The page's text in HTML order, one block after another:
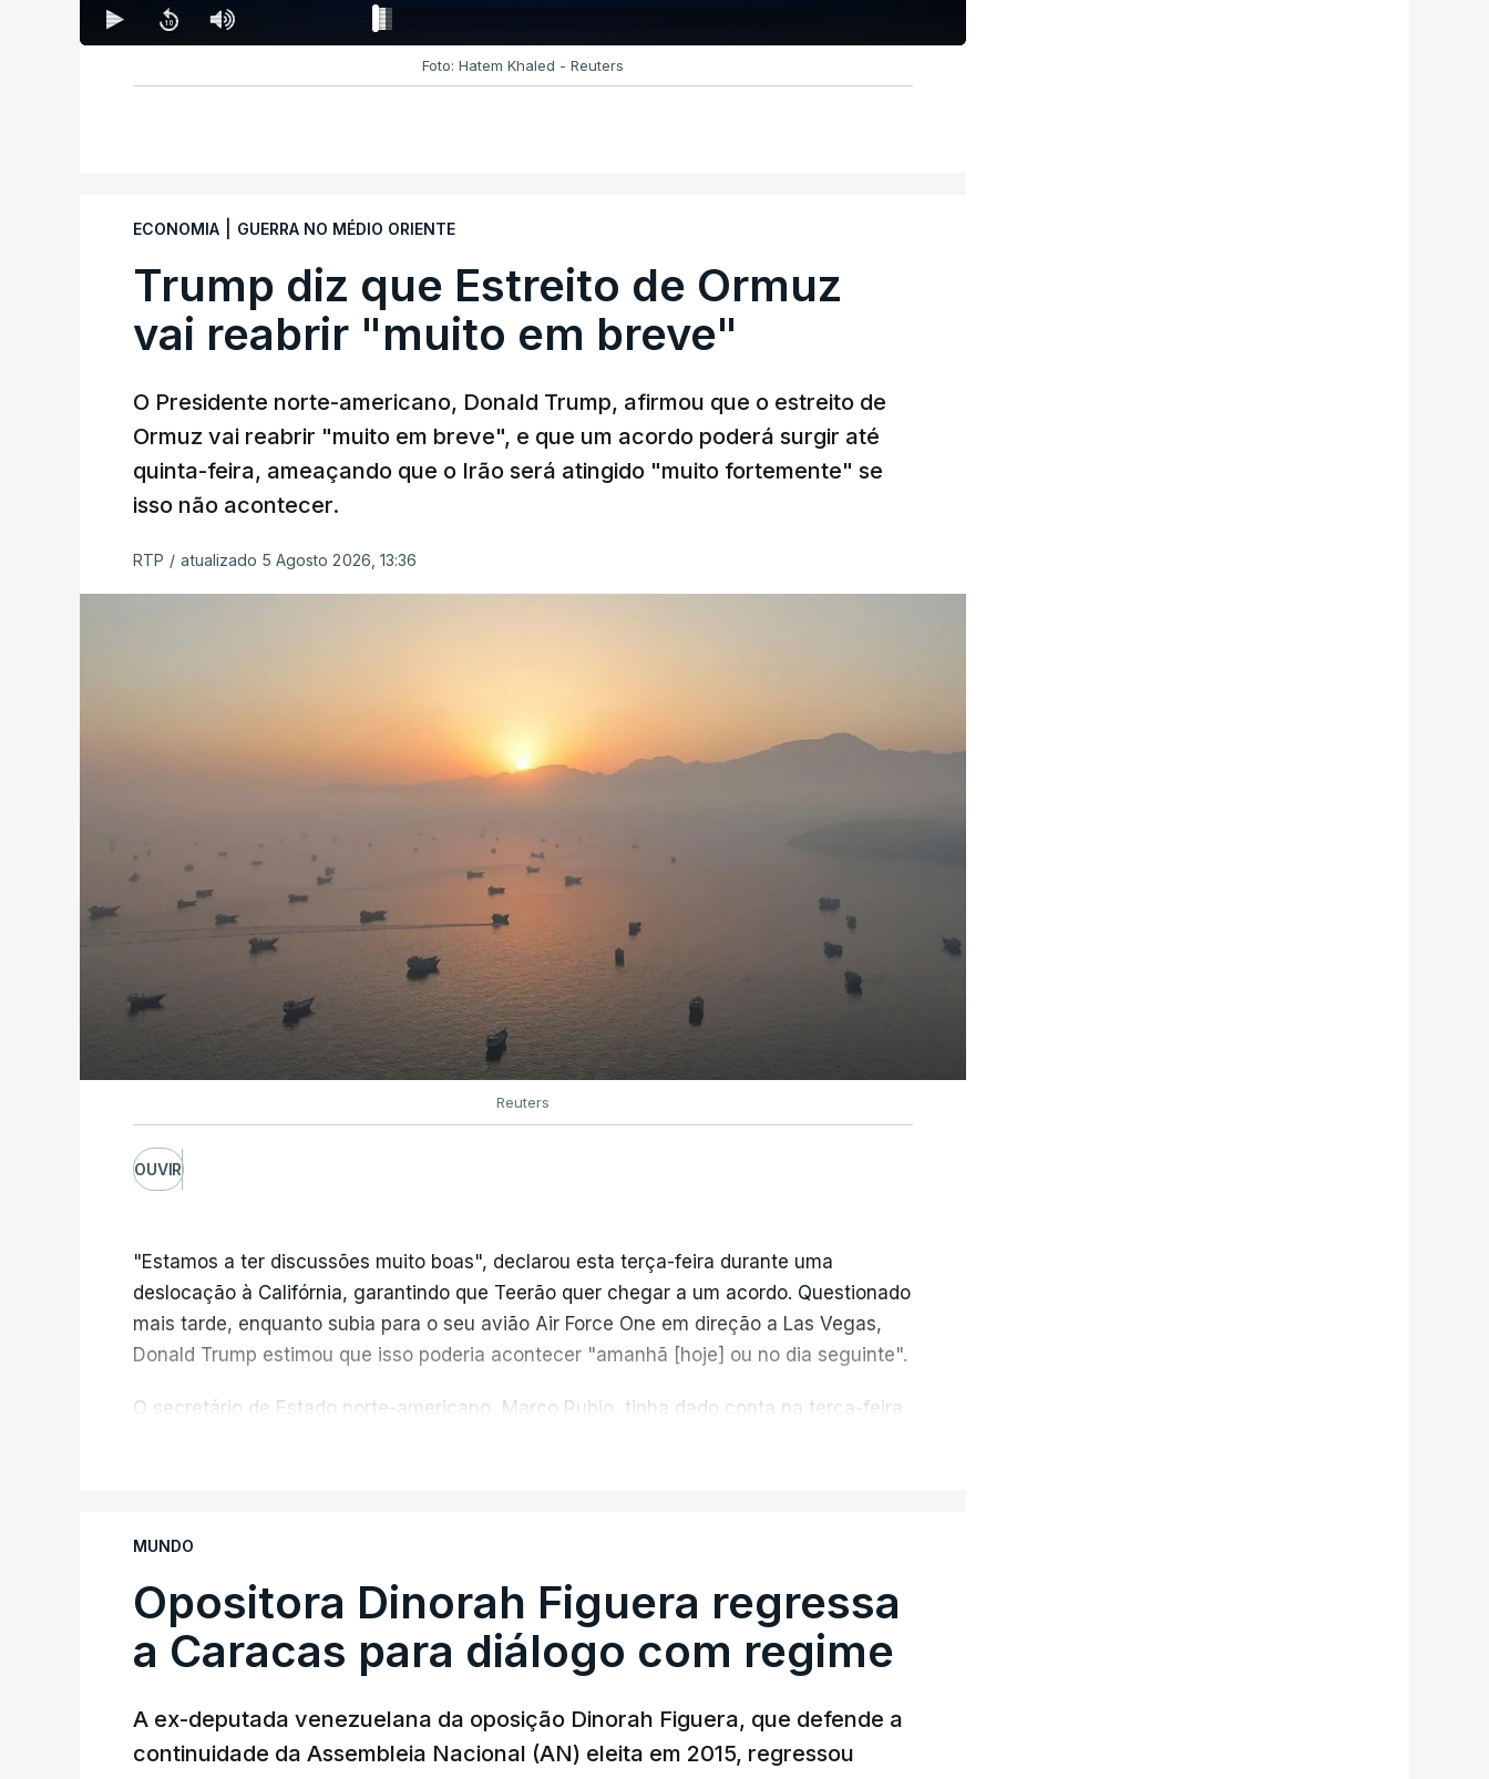
Foto: Hatem Khaled - Reuters
ECONOMIA GUERRA NO MÉDIO ORIENTE
Trump diz que Estreito de Ormuz
vai reabrir "muito em breve"
O Presidente norte-americano, Donald Trump, afirmou que o estreito de
Ormuz vai reabrir "muito em breve", e que um acordo poderá surgir até
quinta-feira, ameaçando que o Irão será atingido "muito fortemente" se
isso não acontecer.
RTP / atualizado 5 Agosto 2026, 13:36
Reuters
OUVIR
"Estamos a ter discussões muito boas", declarou esta terça-feira durante uma
deslocação à Califórnia, garantindo que Teerão quer chegar a um acordo. Questionado
mais tarde, enquanto subia para o seu avião Air Force One em direção a Las Vegas,
Donald Trump estimou que isso poderia acontecer "amanhã [hoje] ou no dia seguinte".
O secretário de Estado norte-americano, Marco Rubio, tinha dado conta na terça-feira
está em discussão um acordo temporário de 60 dias para organizar a passagem
no estreito entre o Irão e o sultanato de Omã.
Este acordo preliminar prevê, segundo o Axios, que todo o transporte marítimo que
entre através do estreito utilize uma rota a norte nas águas iranianas, e que qualquer
sem portagens ou direitos de passagem. A via central seria desminada durante este
período de 60 dias.
MUNDO
Opositora Dinorah Figuera regressa
a Caracas para diálogo com regime
A ex-deputada venezuelana da oposição Dinorah Figuera, que defende a
continuidade da Assembleia Nacional (AN) eleita em 2015, regressou